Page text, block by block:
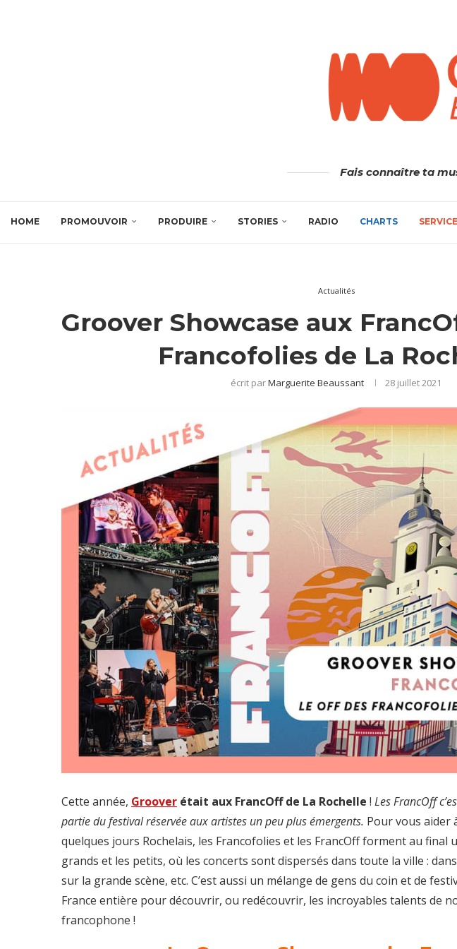
Fais connaître ta
HOME PROMOUVOIR PRODUIRE STORIES RADIO CHARTS
Actualités
Groover Showcase aux
Francofolies de La
écrit parMarguerite Beaussant 28 juillet 2021
Cette année, Groover était aux FrancOff de La Rochelle ! Les FrancOff
partie du festival réservée aux artistes un peu plus émergents. Pour vous aider
quelques jours Rochelais, les Francofolies et les FrancOff forment au final
grands et les petits, où les concerts sont dispersés dans toute la ville :
sur la grande scène, etc. C’est aussi un mélange de gens du coin et de
France entière pour découvrir, ou redécouvrir, les incroyables talents de
francophone !